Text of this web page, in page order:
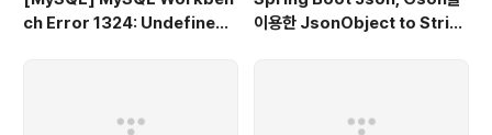
ch Error 1324: Undefined
이용한 JsonObject to Strin